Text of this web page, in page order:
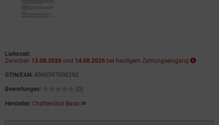
Lieferzeit:
Zwischen 13.08.2026 und 14.08.2026 bei heutigem Zahlungseingang
GTIN/EAN: 4060597000292
Bewertungen: (0)
Hersteller: ChattenGlut Basic